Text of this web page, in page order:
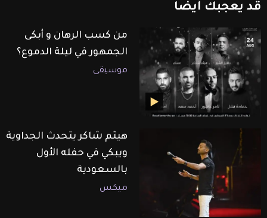
قد يعجبك أيضاً
من كسب الرهان و أبكى
الجمهور في ليلة الدموع؟
موسيقى
هيثم شاكر يتحدث الجداوية
ويبكي في حفله الأول
بالسعودية
ميكس